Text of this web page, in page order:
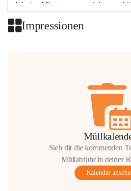
Wenige Minuten nur, und das
Impressionen
Sieh dir die kommenden
Müllabfuhr in deiner
Kalender